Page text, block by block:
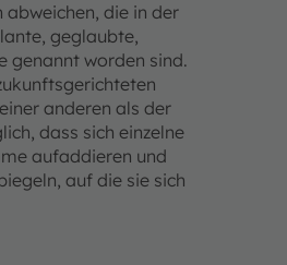
abweichen, die in der
geglaubte,
genannt worden sind.
anderen als der
dass sich einzelne
aufaddieren und
auf die sie sich